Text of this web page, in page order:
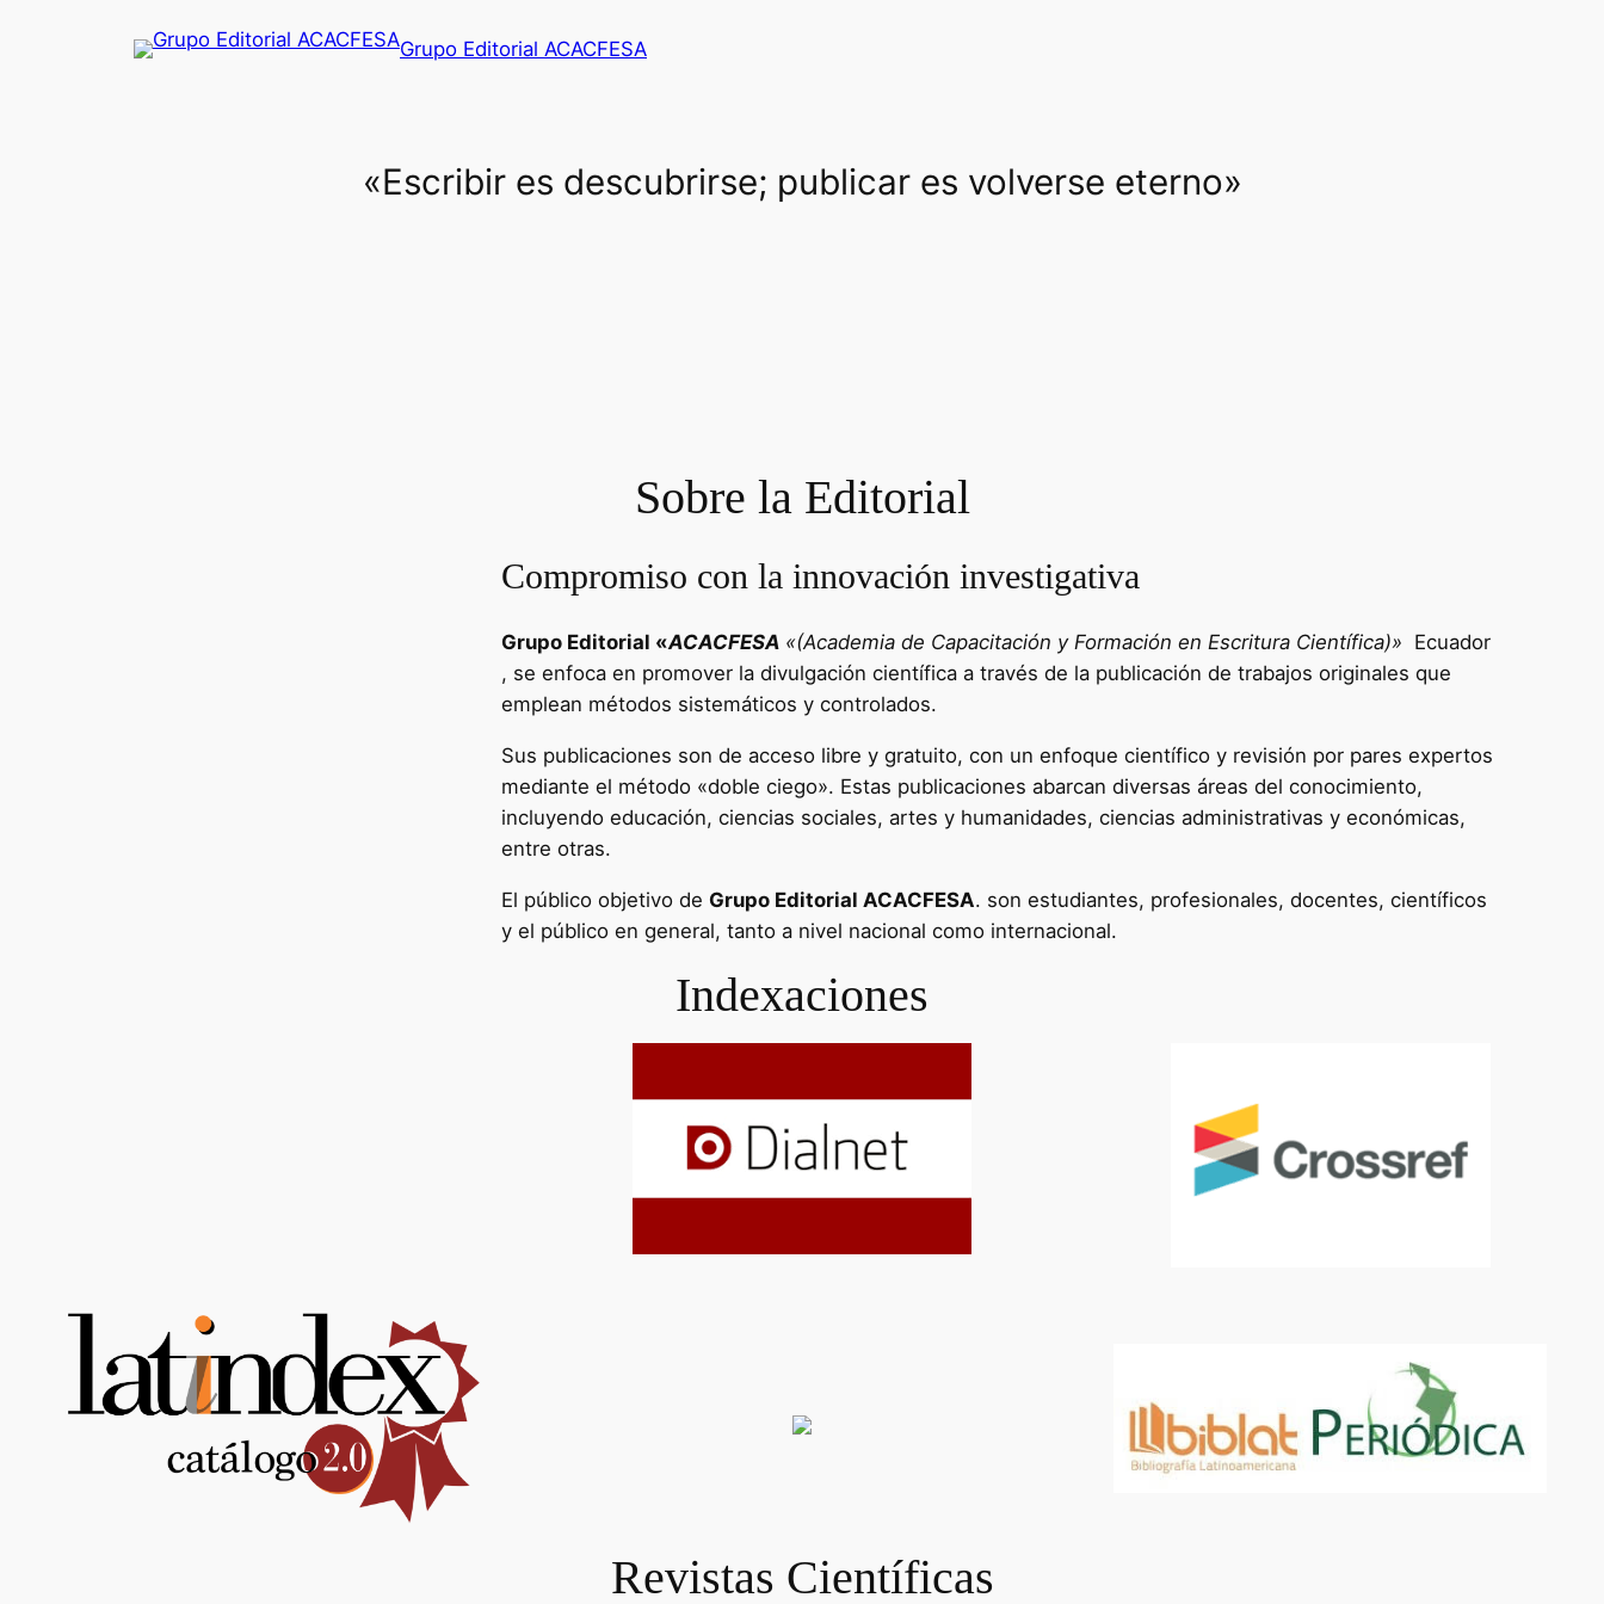
Grupo Editorial ACACFESA
«Escribir es descubrirse; publicar es volverse eterno»
Sobre la Editorial
Compromiso con la innovación investigativa
Grupo Editorial «ACACFESA «(Academia de Capacitación y Formación en Escritura Científica)» Ecuador
, se enfoca en promover la divulgación científica a través de la publicación de trabajos originales que
emplean métodos sistemáticos y controlados.
Sus publicaciones son de acceso libre y gratuito, con un enfoque científico y revisión por pares expertos
mediante el método «doble ciego». Estas publicaciones abarcan diversas áreas del conocimiento,
incluyendo educación, ciencias sociales, artes y humanidades, ciencias administrativas y económicas,
entre otras.
El público objetivo de Grupo Editorial ACACFESA. son estudiantes, profesionales, docentes, científicos
y el público en general, tanto a nivel nacional como internacional.
Indexaciones
Revistas Científicas